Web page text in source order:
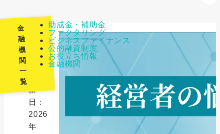
助成金・補助金
ファクタリング
ビジネスファイナンス
公的融資制度
お役立ち情報
金融機関
金
融
機
関
一
覧
新
日：
2026
年